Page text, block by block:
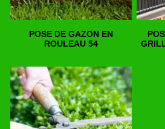
POSE DE GAZON EN
ROULEAU 54